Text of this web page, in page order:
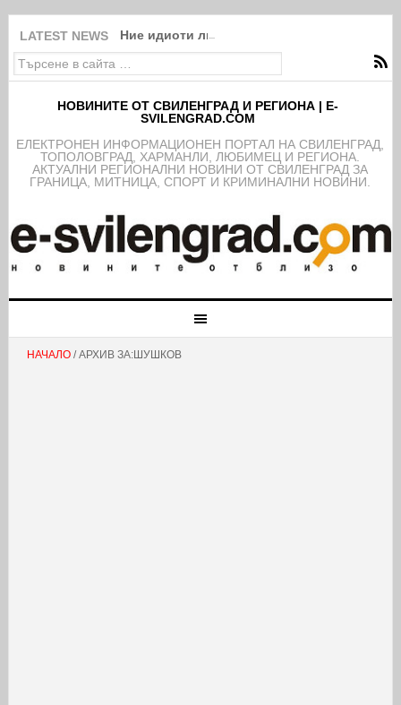
LATEST NEWS Ние идиоти ли сме?!
НОВИНИТЕ ОТ СВИЛЕНГРАД И РЕГИОНА | E-
SVILENGRAD.COM
EЛЕКТРОНЕН ИНФОРМАЦИОНЕН ПОРТАЛ НА СВИЛЕНГРАД,
ТОПОЛОВГРАД, ХАРМАНЛИ, ЛЮБИМЕЦ И РЕГИОНА.
АКТУАЛНИ РЕГИОНАЛНИ НОВИНИ ОТ СВИЛЕНГРАД ЗА
ГРАНИЦА, МИТНИЦА, СПОРТ И КРИМИНАЛНИ НОВИНИ.
НАЧАЛО/ АРХИВ ЗА:ШУШКОВ